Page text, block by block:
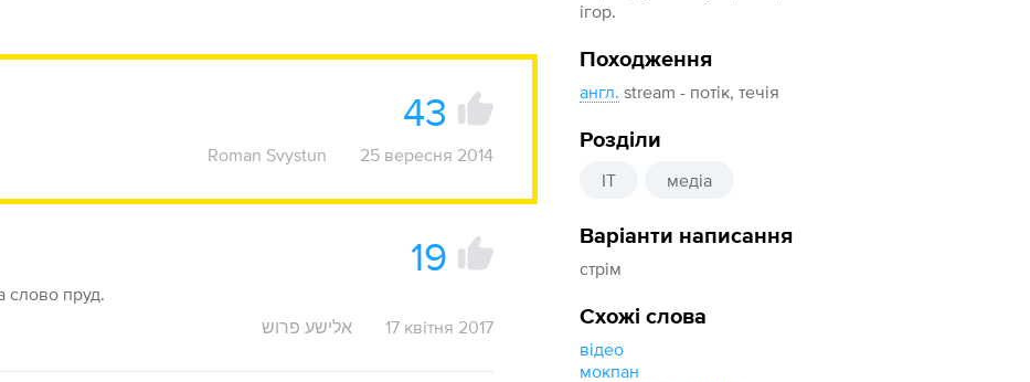
ігор.
Походження
англ. stream - потік, течія
Розділи
IT медіа
Варіанти написання
стрім
Схожі слова
відео
мокпан
43
Roman Svystun 25 вересня 2014
19
слово пруд.
אלישע פרוש 17 квітня 2017